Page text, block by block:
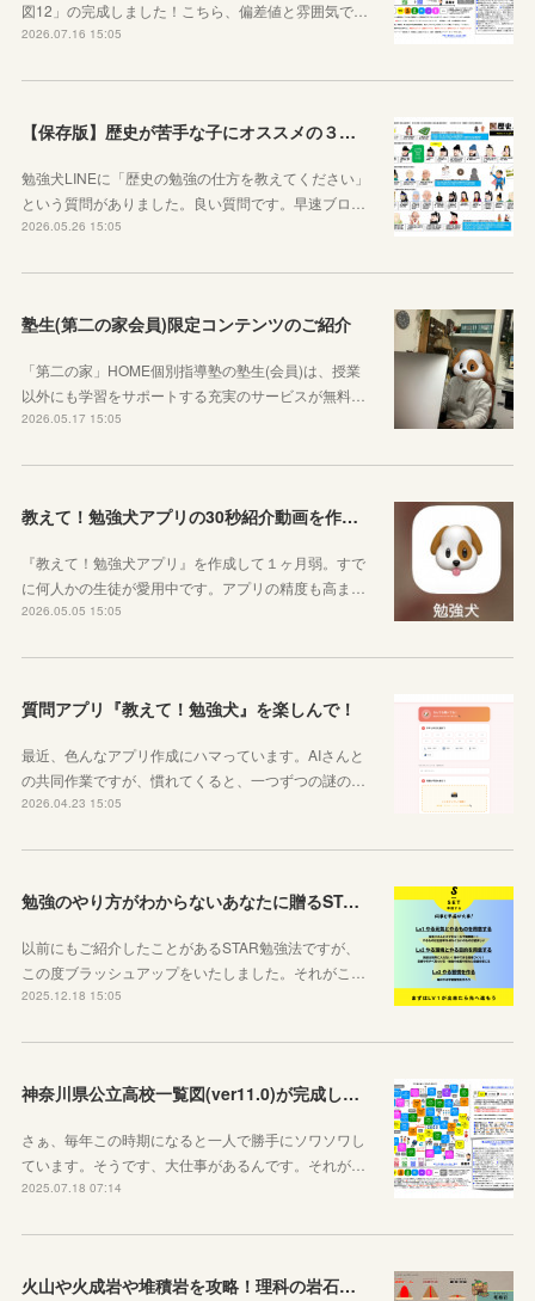
図12」の完成しました！こちら、偏差値と雰囲気で…
2026.07.16 15:05
【保存版】歴史が苦手な子にオススメの３つの勉強法！オリジナルプリントもご紹介！
勉強犬LINEに「歴史の勉強の仕方を教えてください」
という質問がありました。良い質問です。早速ブロ…
2026.05.26 15:05
塾生(第二の家会員)限定コンテンツのご紹介
「第二の家」HOME個別指導塾の塾生(会員)は、授業
以外にも学習をサポートする充実のサービスが無料…
2026.05.17 15:05
教えて！勉強犬アプリの30秒紹介動画を作成しました
『教えて！勉強犬アプリ』を作成して１ヶ月弱。すで
に何人かの生徒が愛用中です。アプリの精度も高ま…
2026.05.05 15:05
質問アプリ『教えて！勉強犬』を楽しんで！
最近、色んなアプリ作成にハマっています。AIさんと
の共同作業ですが、慣れてくると、一つずつの謎の…
2026.04.23 15:05
勉強のやり方がわからないあなたに贈るSTAR勉強法
以前にもご紹介したことがあるSTAR勉強法ですが、
この度ブラッシュアップをいたしました。それがこ…
2025.12.18 15:05
神奈川県公立高校一覧図(ver11.0)が完成しました！
さぁ、毎年この時期になると一人で勝手にソワソワし
ています。そうです、大仕事があるんです。それが…
2025.07.18 07:14
火山や火成岩や堆積岩を攻略！理科の岩石ノートを作りました